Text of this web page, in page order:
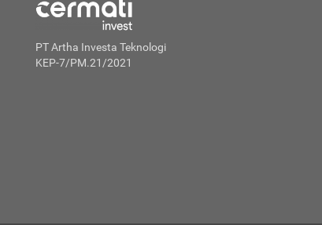
PT Artha Investa Teknologi
KEP-7/PM.21/2021